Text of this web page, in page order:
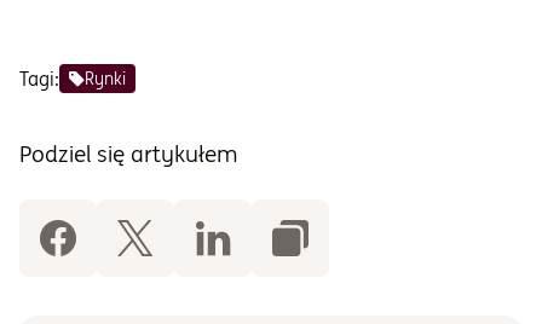
Tagi: Rynki
Podziel się artykułem